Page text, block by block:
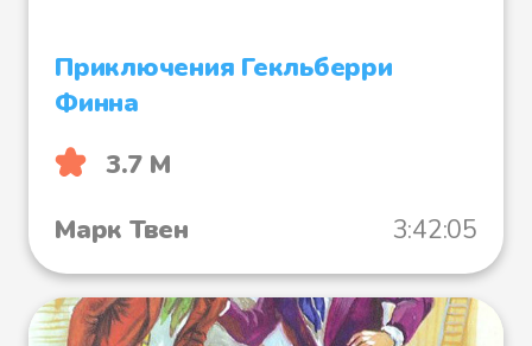
Приключения Гекльберри
Финна
3.7 М
Марк Твен
3:42:05